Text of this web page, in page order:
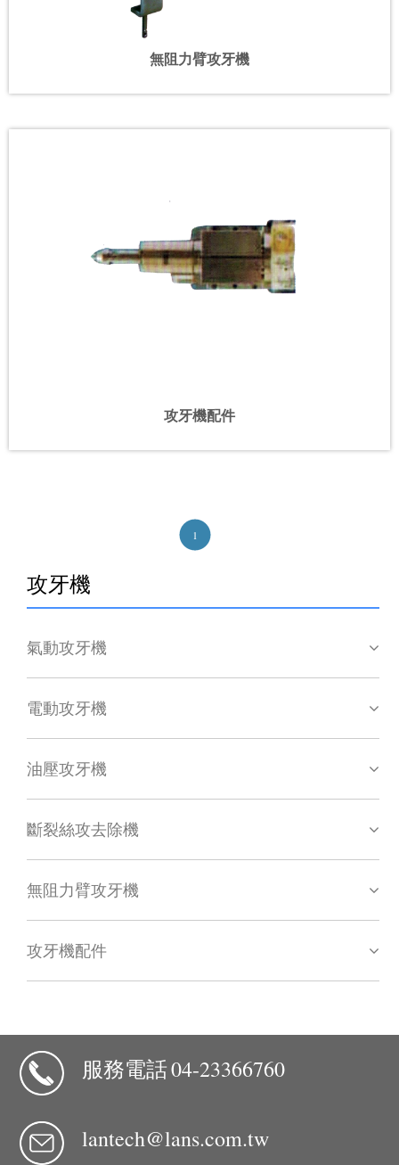
無阻力臂攻牙機
攻牙機配件
1
攻牙機
氣動攻牙機
電動攻牙機
油壓攻牙機
斷裂絲攻去除機
無阻力臂攻牙機
攻牙機配件
服務電話04-23366760
lantech@lans.com.tw